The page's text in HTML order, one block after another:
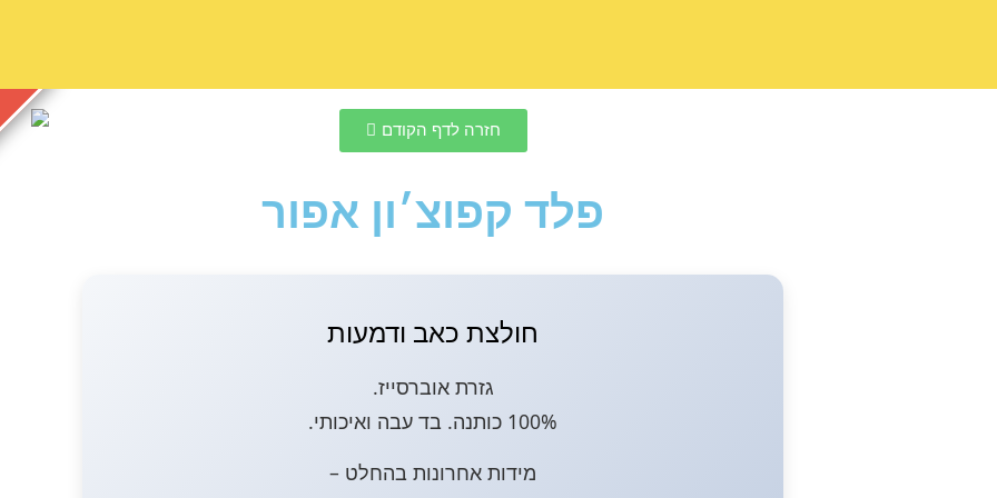
חזרה לדף הקודם
פלד קפוצ׳ון אפור
חולצת כאב ודמעות
גזרת אוברסייז.
100% כותנה. בד עבה ואיכותי.
מידות אחרונות בהחלט –